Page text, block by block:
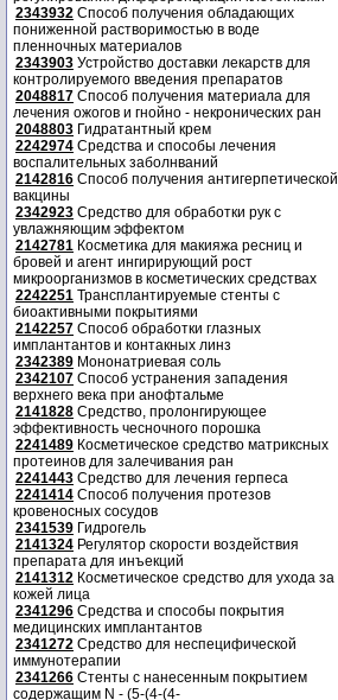
2343932 Способ получения обладающих
пониженной растворимостью в воде
пленночных материалов
2343903 Устройство доставки лекарств для
контролируемого введения препаратов
2048817 Способ получения материала для
лечения ожогов и гнойно - некронических ран
2048803 Гидратантный крем
2242974 Средства и способы лечения
воспалительных заболнваний
2142816 Способ получения антигерпетической
вакцины
2342923 Средство для обработки рук с
увлажняющим эффектом
2142781 Косметика для макияжа ресниц и
бровей и агент ингирирующий рост
микроорганизмов в косметических средствах
2242251 Трансплантируемые стенты с
биоактивными покрытиями
2142257 Способ обработки глазных
имплантантов и контакных линз
2342389 Мононатриевая соль
2342107 Способ устранения западения
верхнего века при анофтальме
2141828 Средство, пролонгирующее
эффективность чесночного порошка
2241489 Косметическое средство матриксных
протеинов для залечивания ран
2241443 Средство для лечения герпеса
2241414 Способ получения протезов
кровеносных сосудов
2341539 Гидрогель
2141324 Регулятор скорости воздействия
препарата для инъекций
2141312 Косметическое средство для ухода за
кожей лица
2341296 Средства и способы покрытия
медицинских имплантантов
2341272 Средство для неспецифической
иммунотерапии
2341266 Стенты с нанесенным покрытием
содержащим N - (5-(4-(4-